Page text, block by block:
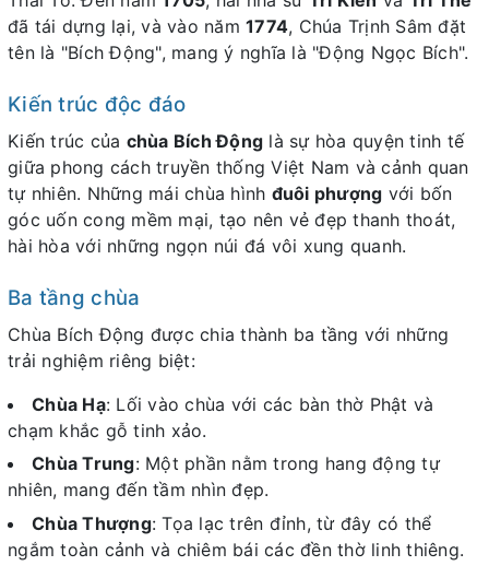
đã tái dựng lại, và vào năm 1774, Chúa Trịnh Sâm đặt
tên là "Bích Động", mang ý nghĩa là "Động Ngọc Bích".
Kiến trúc độc đáo
Kiến trúc của chùa Bích Động là sự hòa quyện tinh tế
giữa phong cách truyền thống Việt Nam và cảnh quan
tự nhiên. Những mái chùa hình đuôi phượng với bốn
góc uốn cong mềm mại, tạo nên vẻ đẹp thanh thoát,
hài hòa với những ngọn núi đá vôi xung quanh.
Ba tầng chùa
Chùa Bích Động được chia thành ba tầng với những
trải nghiệm riêng biệt:
Chùa Hạ: Lối vào chùa với các bàn thờ Phật và
chạm khắc gỗ tinh xảo.
Chùa Trung: Một phần nằm trong hang động tự
nhiên, mang đến tầm nhìn đẹp.
Chùa Thượng: Tọa lạc trên đỉnh, từ đây có thể
ngắm toàn cảnh và chiêm bái các đền thờ linh thiêng.